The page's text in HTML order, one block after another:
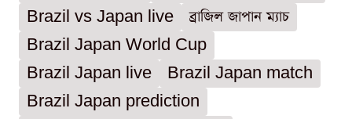
Brazil vs Japan live
ব্রাজিল জাপান ম্যাচ
Brazil Japan World Cup
Brazil Japan live
Brazil Japan match
Brazil Japan prediction